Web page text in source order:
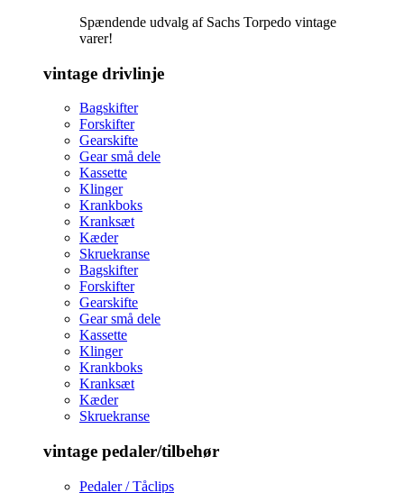
Spændende udvalg af Sachs Torpedo vintage
varer!
vintage drivlinje
Bagskifter
Forskifter
Gearskifte
Gear små dele
Kassette
Klinger
Krankboks
Kranksæt
Kæder
Skruekranse
Bagskifter
Forskifter
Gearskifte
Gear små dele
Kassette
Klinger
Krankboks
Kranksæt
Kæder
Skruekranse
vintage pedaler/tilbehør
Pedaler / Tåclips